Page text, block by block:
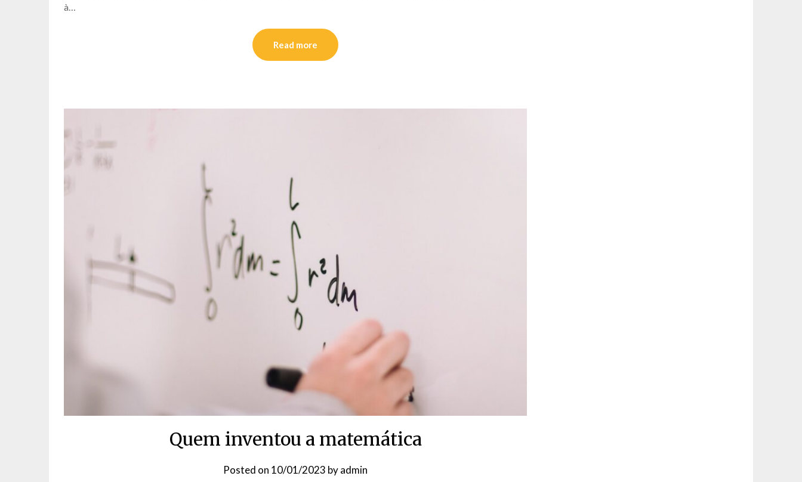
à…
Read more
Quem inventou a matemática
Posted on 10/01/2023 byadmin